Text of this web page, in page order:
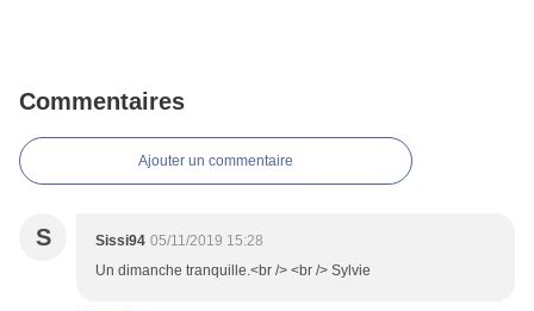
Commentaires
Ajouter un commentaire
S Sissi94 05/11/2019 15:28
Un dimanche tranquille.<br /> <br /> Sylvie